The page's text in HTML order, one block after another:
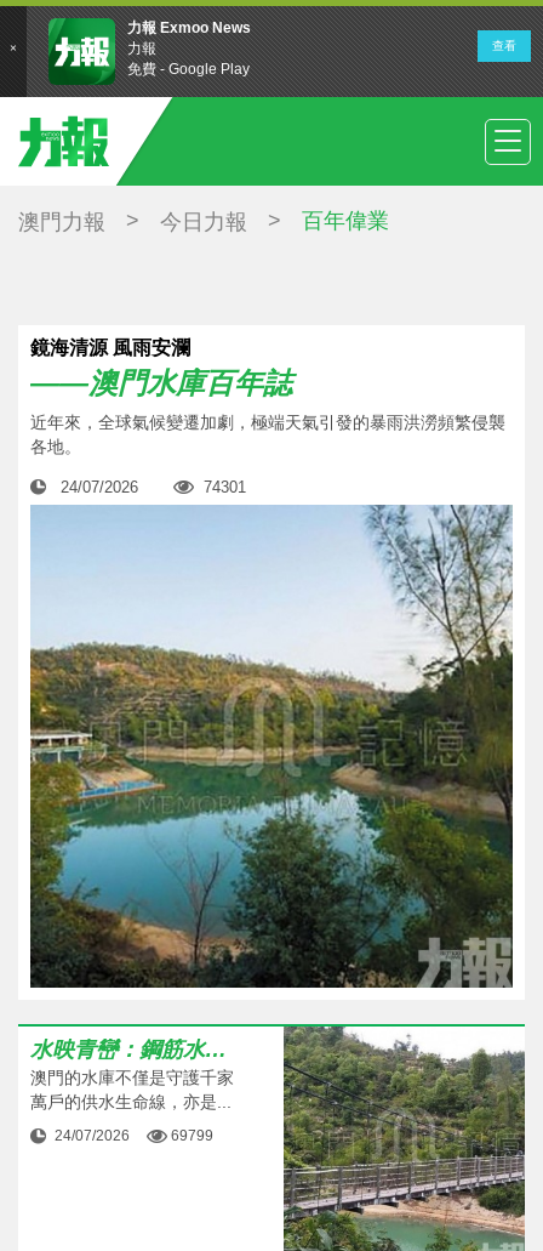
澳門力報 > 今日力報 > 百年偉業
鏡海清源 風雨安瀾
——澳門水庫百年誌
近年來，全球氣候變遷加劇，極端天氣引發的暴雨洪澇頻繁侵襲
各地。
24/07/2026 74301
水映青巒：鋼筋水泥間的水庫公園
澳門的水庫不僅是守護千家
萬戶的供水生命線，亦是...
24/07/2026 69799